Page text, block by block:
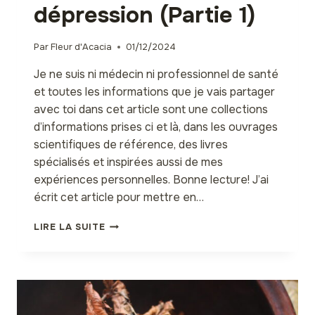
dépression (Partie 1)
ParFleur d'Acacia 01/12/2024
Je ne suis ni médecin ni professionnel de santé
et toutes les informations que je vais partager
avec toi dans cet article sont une collections
d’informations prises ci et là, dans les ouvrages
scientifiques de référence, des livres
spécialisés et inspirées aussi de mes
expériences personnelles. Bonne lecture! J’ai
écrit cet article pour mettre en…
LIRE LA SUITE10
EN
CAS
D’ANXIÉTÉ,